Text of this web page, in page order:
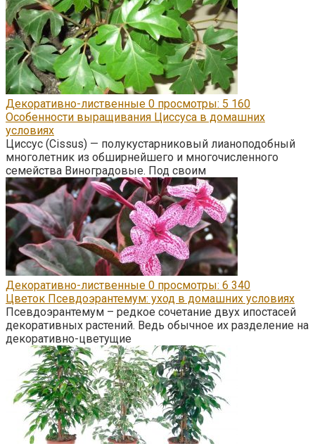
Декоративно-лиственные 0 просмотры: 5 160
Особенности выращивания Циссуса в домашних
условиях
Циссус (Cissus) — полукустарниковый лианоподобный
многолетник из обширнейшего и многочисленного
семейства Виноградовые. Под своим
Декоративно-лиственные 0 просмотры: 6 340
Цветок Псевдоэрантемум: уход в домашних условиях
Псевдоэрантемум – редкое сочетание двух ипостасей
декоративных растений. Ведь обычное их разделение на
декоративно-цветущие